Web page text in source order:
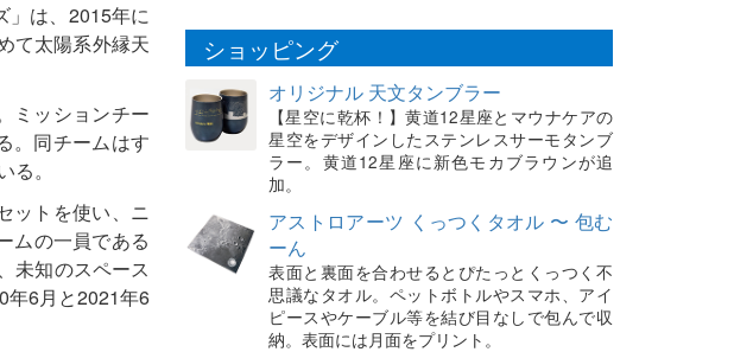
」は、2015年に
て太陽系外縁天
ミッションチー
。同チームはす
。
ットを使い、ニ
ムの一員である
未知のスペース
年6月と2021年6
ショッピング
オリジナル 天文タンブラー
【星空に乾杯！】黄道12星座とマウナケアの
星空をデザインしたステンレスサーモタンブ
ラー。黄道12星座に新色モカブラウンが追
加。
アストロアーツ くっつくタオル 〜 包む
ーん
表面と裏面を合わせるとぴたっとくっつく不
思議なタオル。ペットボトルやスマホ、アイ
ピースやケーブル等を結び目なしで包んで収
納。表面には月面をプリント。